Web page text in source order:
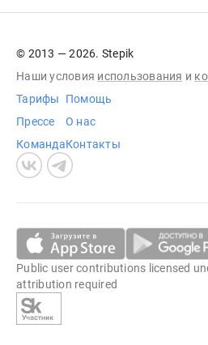
© 2013 — 2026. Stepik
Наши условия использования и
Тарифы
Прессе
Команда
Помощь
О нас
Контакты
Public user contributions licensed
attribution required